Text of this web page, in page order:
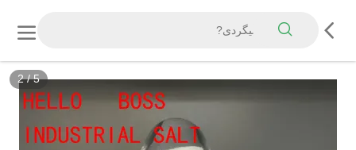
2/5